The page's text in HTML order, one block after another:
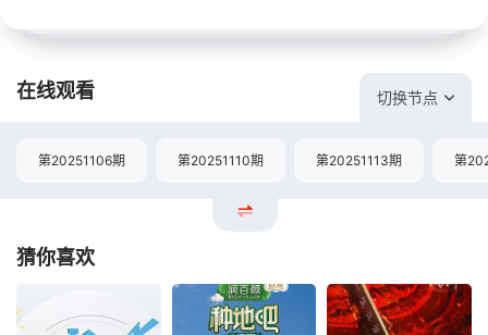
在线观看 切换节点
第20251106期 第20251110期 第20251113期 第
猜你喜欢